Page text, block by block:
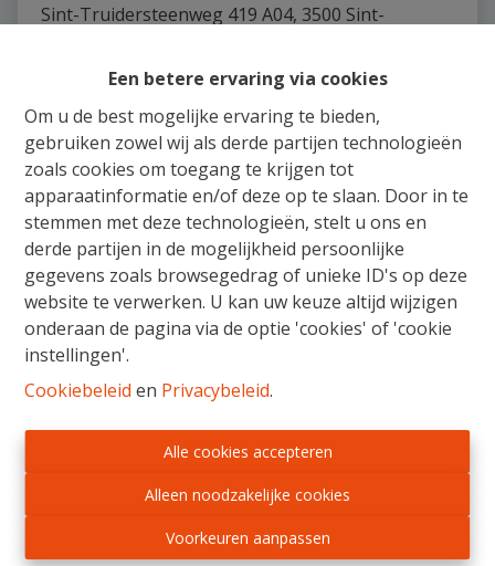
Een betere ervaring via cookies
Om u de best mogelijke ervaring te bieden,
gebruiken zowel wij als derde partijen technologieën
zoals cookies om toegang te krijgen tot
apparaatinformatie en/of deze op te slaan. Door in te
stemmen met deze technologieën, stelt u ons en
derde partijen in de mogelijkheid persoonlijke
gegevens zoals browsegedrag of unieke ID's op deze
website te verwerken. U kan uw keuze altijd wijzigen
onderaan de pagina via de optie 'cookies' of 'cookie
instellingen'.
Cookiebeleid en Privacybeleid.
Alle cookies accepteren
Alleen noodzakelijke cookies
Voorkeuren aanpassen
Sint-Truidersteenweg 419 A04, 3500 Sint-
€ 262.675
133 m²
Gratis Schatting
Ons verkoopsteam staat u bij met raad en daad
voor de aankoop, verkoop, huur of verhuur van
vastgoed. Wij begeleiden u van begin tot einde,
van schatting tot notarieel schrijven en het in
orde brengen van alle administratieve
formaliteiten. Wij adviseren en onderhandelen
met beide partijen, zodat elke vastgoedzaak in